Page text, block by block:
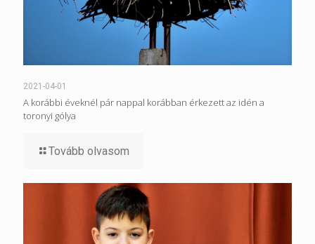
2021-04-01
A korábbi éveknél pár nappal korábban érkezett az idén a
toronyi gólya
Tovább olvasom